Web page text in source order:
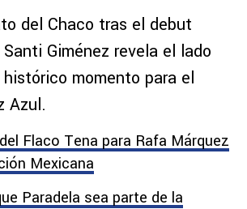
del Chaco tras el debut
Giménez revela el lado
momento para el
Azul.
Flaco Tena para Rafa Márquez
Mexicana
Paradela sea parte de la